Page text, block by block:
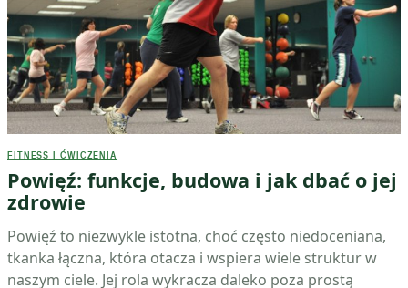
FITNESS I ĆWICZENIA
Powięź: funkcje, budowa i jak dbać o jej
zdrowie
Powięź to niezwykle istotna, choć często niedoceniana,
tkanka łączna, która otacza i wspiera wiele struktur w
naszym ciele. Jej rola wykracza daleko poza prostą